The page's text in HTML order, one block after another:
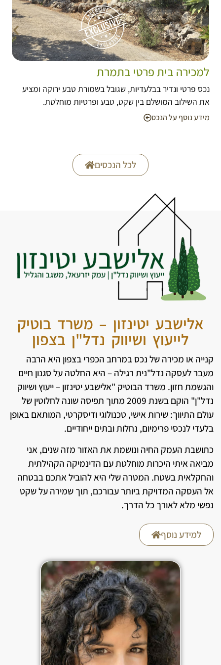
למכירה בית פרטי בתמרת
נכס פרטי ונדיר בבלעדיות, שגובל בשמורת טבע ירוקה ומציע
את השילוב המושלם בין שקט, טבע ופרטיות מוחלטת.
מידע נוסף על הנכס
לכל הנכסים
אלישבע יטינזון – משרד בוטיק
לייעוץ ושיווק נדל"ן בצפון
קנייה או מכירה של נכס במרחב הכפרי בצפון היא הרבה
מעבר לעסקה נדל"נית רגילה – היא החלטה על סגנון חיים
והגשמת חזון. משרד הבוטיק "אלישבע יטינזון – ייעוץ ושיווק
נדל"ן" הוקם בשנת 2009 מתוך תפיסה שונה לחלוטין של
עולם התיווך: שירות אישי, טכנולוגי ודיסקרטי, המותאם באופן
בלעדי לנכסי פרימיום, נחלות ובתים ייחודיים.
כתושבת העמק החיה ונושמת את האזור מזה שנים, אני
מביאה איתי היכרות מוחלטת עם הדינמיקה הקהילתית
והחקלאית בשטח. המטרה שלי היא להוביל אתכם בבטחה
אל העסקה המדויקת ביותר עבורכם, תוך שמירה על שקט
נפשי מלא לאורך כל הדרך.
למידע נוסף